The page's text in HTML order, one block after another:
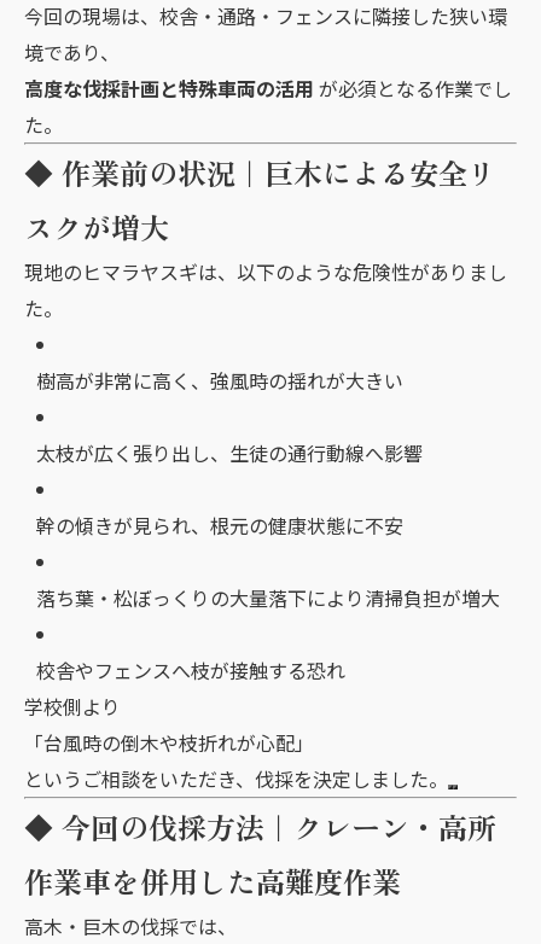
今回の現場は、校舎・通路・フェンスに隣接した狭い環
境であり、
高度な伐採計画と特殊車両の活用 が必須となる作業でし
た。
◆ 作業前の状況｜巨木による安全リ
スクが増大
現地のヒマラヤスギは、以下のような危険性がありまし
た。
樹高が非常に高く、強風時の揺れが大きい
太枝が広く張り出し、生徒の通行動線へ影響
幹の傾きが見られ、根元の健康状態に不安
落ち葉・松ぼっくりの大量落下により清掃負担が増大
校舎やフェンスへ枝が接触する恐れ
学校側より
「台風時の倒木や枝折れが心配」
というご相談をいただき、伐採を決定しました。
◆ 今回の伐採方法｜クレーン・高所
作業車を併用した高難度作業
高木・巨木の伐採では、